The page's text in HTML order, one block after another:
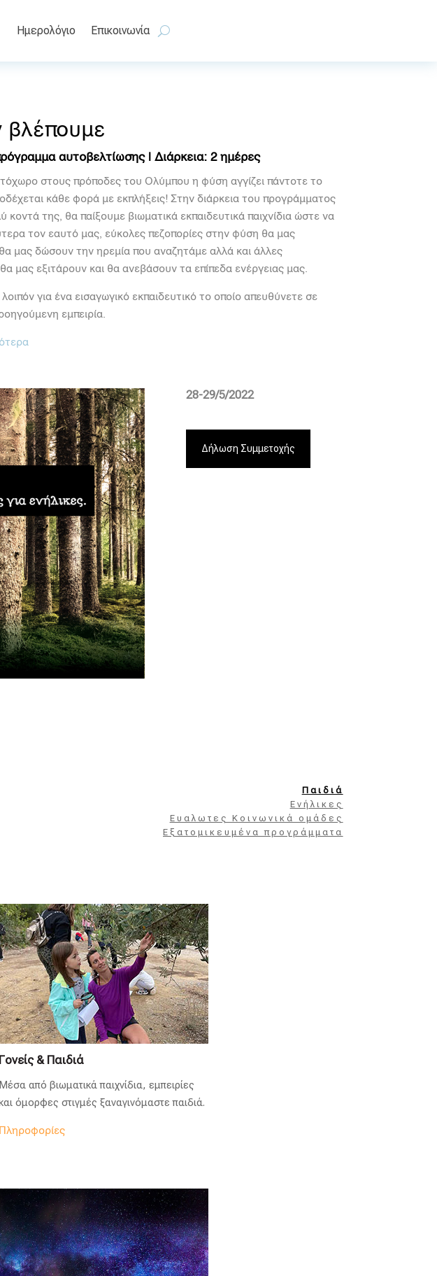
Ημερολόγιο Επικοινωνία
αυτοβελτίωσης | Διάρκεια: 2 ημέρες
στους πρόποδες του Ολύμπου η φύση αγγίζει πάντοτε το
κάθε φορά με εκπλήξεις! Στην διάρκεια του προγράμματος
κοντά της, θα παίξουμε βιωματικά εκπαιδευτικά παιχνίδια ώστε να
τον εαυτό μας, εύκολες πεζοπορίες στην φύση θα μας
μας δώσουν την ηρεμία που αναζητάμε αλλά και άλλες
μας εξιτάρουν και θα ανεβάσουν τα επίπεδα ενέργειας μας.
για ένα εισαγωγικό εκπαιδευτικό το οποίο απευθύνετε σε
εμπειρία.
28-29/5/2022
Δήλωση Συμμετοχής
Παιδιά
Eνήλικες
Ευαλωτες Κοινωνικά ομάδες
Εξατομικευμένα προγράμματα
Γονείς & Παιδιά
Μέσα από βιωματικά παιχνίδια, εμπειρίες
όμορφες στιγμές ξαναγινόμαστε παιδιά.
Πληροφορίες